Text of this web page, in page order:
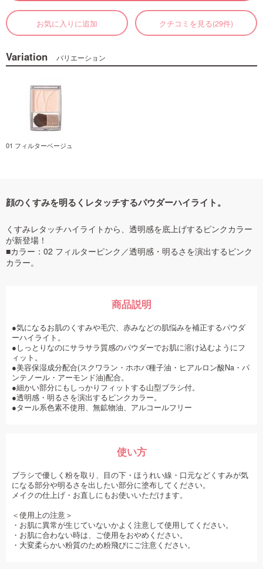
お気に入りに追加 クチコミを見る(29件)
Variation バリエーション
01 フィルターベージュ
顔のくすみを明るくレタッチするパウダーハイライト。
くすみレタッチハイライトから、透明感を底上げするピンクカラー
が新登場！
■カラー：02 フィルターピンク／透明感・明るさを演出するピンク
カラー。
商品説明
●気になるお肌のくすみや毛穴、赤みなどの肌悩みを補正するパウダ
ーハイライト。
●しっとりなのにサラサラ質感のパウダーでお肌に溶け込むようにフ
ィット。
●美容保湿成分配合(スクワラン・ホホバ種子油・ヒアルロン酸Na・パ
ンテノール・アーモンド油)配合。
●細かい部分にもしっかりフィットする山型ブラシ付。
●透明感・明るさを演出するピンクカラー。
●タール系色素不使用、無鉱物油、アルコールフリー
使い方
ブラシで優しく粉を取り、目の下・ほうれい線・口元などくすみが気
になる部分や明るさを出したい部分に塗布してください。
メイクの仕上げ・お直しにもお使いいただけます。
＜使用上の注意＞
・お肌に異常が生じていないかよく注意して使用してください。
・お肌に合わない時は、ご使用をおやめください。
・大変柔らかい粉質のため粉飛びにご注意ください。